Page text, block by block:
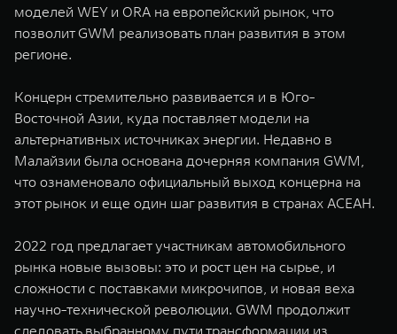
моделей WEY и ORA на европейский рынок, что
позволит GWM реализовать план развития в этом
регионе.
Концерн стремительно развивается и в Юго-
Восточной Азии, куда поставляет модели на
альтернативных источниках энергии. Недавно в
Малайзии была основана дочерняя компания GWM,
что ознаменовало официальный выход концерна на
этот рынок и еще один шаг развития в странах АСЕАН.
2022 год предлагает участникам автомобильного
рынка новые вызовы: это и рост цен на сырье, и
сложности с поставками микрочипов, и новая веха
научно-технической революции. GWM продолжит
следовать выбранному пути трансформации из